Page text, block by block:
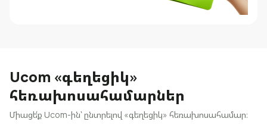
Ucom «գեղեցիկ»
հեռախոսահամարներ
Միացե՛ք Ucom-ին՝ ընտրելով «գեղեցիկ» հեռախոսահամար։